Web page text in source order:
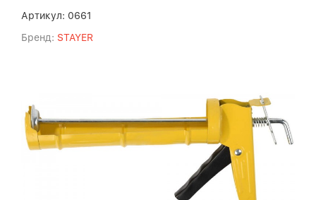
Артикул: 0661
Бренд: STAYER